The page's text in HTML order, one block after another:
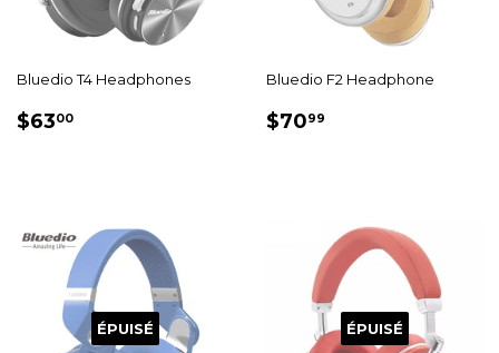
Bluedio T4 Headphones
PRIX
$6300
Bluedio F2 Headphone
PRIX
$7099
ÉPUISÉ ÉPUISÉ